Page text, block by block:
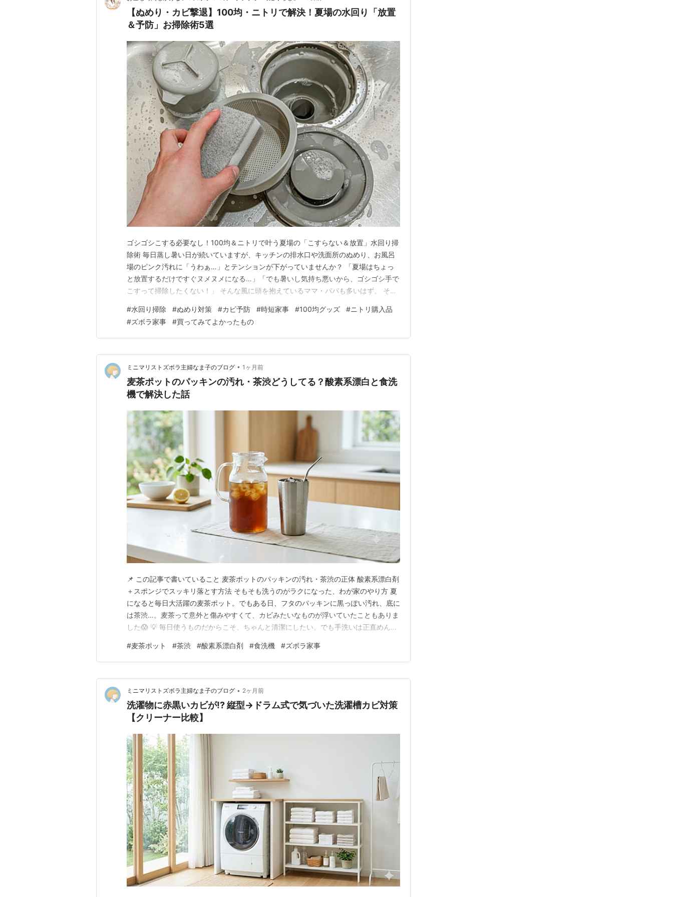
【ぬめり・カビ撃退】100均・ニトリで解決！夏場の水回り「放置
＆予防」お掃除術5選
ゴシゴシこする必要なし！100均＆ニトリで叶う夏場の「こすらない＆放置」水回り掃
除術 毎日蒸し暑い日が続いていますが、キッチンの排水口や洗面所のぬめり、お風呂
場のピンク汚れに「うわぁ…」とテンションが下がっていませんか？ 「夏場はちょっ
と放置するだけですぐヌメヌメになる…」「でも暑いし気持ち悪いから、ゴシゴシ手で
こすって掃除したくない！」 そんな風に頭を抱えているママ・パパも多いはず。 そこ
お掃除術5選」をご紹介します！ ゴシゴシこする面倒な家事は一切なし！「放置するだ
け」「事前に防ぐだけ」のプチプラ×時短テクで、…
#水回り掃除 #ぬめり対策 #カビ予防 #時短家事 #100均グッズ #ニトリ購入品
#ズボラ家事 #買ってみてよかったもの
ミニマリストズボラ主婦なま子のブログ • 1ヶ月前
麦茶ポットのパッキンの汚れ・茶渋どうしてる？酸素系漂白と食洗
機で解決した話
📌 この記事で書いていること 麦茶ポットのパッキンの汚れ・茶渋の正体 酸素系漂白剤
＋スポンジでスッキリ落とす方法 そもそも洗うのがラクになった、わが家のやり方 夏
になると毎日大活躍の麦茶ポット。でもある日、フタのパッキンに黒っぽい汚れ、底に
は茶渋…。麦茶って意外と傷みやすくて、カビみたいなものが浮いていたこともありま
した😱 💡 毎日使うものだからこそ、ちゃんと清潔にしたい。でも手洗いは正直めんど
てた何か…見つけたときゾッとしました😱 🫖 1. 麦茶ポット・水筒は意外と汚れがたま
る 🧼 2. 茶渋・パッキンの汚れは「…
#麦茶ポット #茶渋 #酸素系漂白剤 #食洗機 #ズボラ家事
ミニマリストズボラ主婦なま子のブログ • 2ヶ月前
洗濯物に赤黒いカビが!? 縦型→ドラム式で気づいた洗濯槽カビ対策
【クリーナー比較】